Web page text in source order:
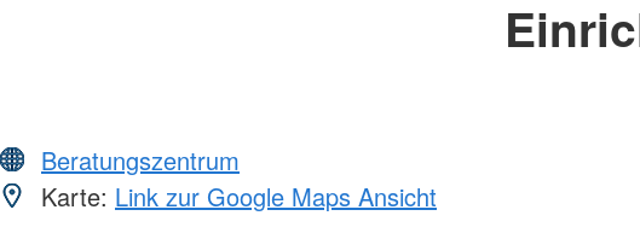
Beratungszentrum
Karte: Link zur Google Maps Ansicht